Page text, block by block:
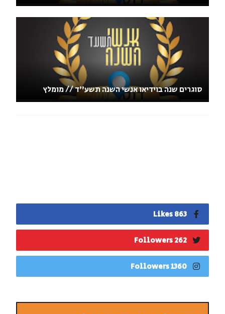
סוגרים שנה בוידיאו אנשי השנה תשע''ד // מומלץ
863 Likes
262 Followers
1360 Followers